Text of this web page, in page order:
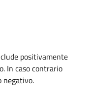
positivamente
In caso contrario
negativo.